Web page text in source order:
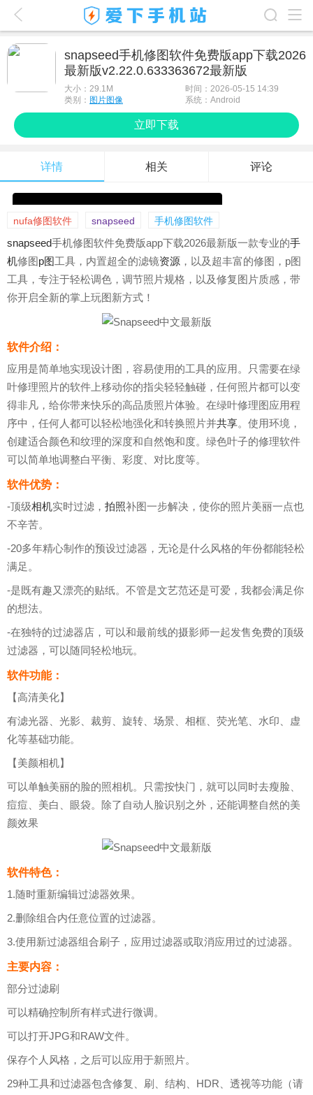
游戏排行榜
最新游戏
snapseed手机修图软件免费版app下载2026
最新版v2.22.0.633363672最新版
大小： 29.1M
时间：2026-05-15 14:39
类别： 图片图像 系统：Android
立即下载
详情 相关 评论
nufa修图软件 snapseed 手机修图软件
snapseed手机修图软件免费版app下载2026最新版一款专业的手
机修图p图工具，内置超全的滤镜资源 ，以及超丰富的修图，p图
工具，专注于轻松调色，调节照片规格，以及修复图片质感，带
你开启全新的掌上玩图新方式！
软件介绍：
应用是简单地实现设计图，容易使用的工具的应用。只需要在绿
叶修理照片的软件上移动你的指尖轻轻触碰，任何照片都可以变
得非凡，给你带来快乐的高品质照片体验。在绿叶修理图应用程
序中，任何人都可以轻松地强化和转换照片并共享。使用环境，
创建适合颜色和纹理的深度和自然饱和度。绿色叶子的修理软件
可以简单地调整白平衡、彩度、对比度等。
软件优势：
-顶级相机实时过滤， 拍照补图一步解决，使你的照片美丽一点也
不辛苦。
-20多年精心制作的预设过滤器，无论是什么风格的年份都能轻松
满足。
-是既有趣又漂亮的贴纸。不管是文艺范还是可爱，我都会满足你
的想法。
-在独特的过滤器店，可以和最前线的摄影师一起发售免费的顶级
过滤器，可以随同轻松地玩。
软件功能：
【高清美化】
有滤光器、光影、裁剪、旋转、场景、相框、荧光笔、水印、虚
化等基础功能。
【美颜相机】
可以单触美丽的脸的照相机。只需按快门，就可以同时去瘦脸、
痘痘、美白、眼袋。除了自动人脸识别之外，还能调整自然的美
颜效果
软件特色：
1.随时重新编辑过滤器效果。
2.删除组合内任意位置的过滤器。
3.使用新过滤器组合刷子，应用过滤器或取消应用过的过滤器。
主要内容：
部分过滤刷
可以精确控制所有样式进行微调。
可以打开JPG和RAW文件。
保存个人风格，之后可以应用于新照片。
29种工具和过滤器包含修复、刷、结构、HDR、透视等功能（请